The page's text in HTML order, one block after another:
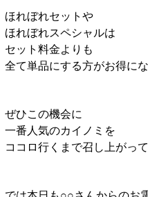
ほれぼれセットや
ほれぼれスペシャルは
セット料金よりも
全て単品にする方がお得に
ぜひこの機会に
一番人気のカイノミを
ココロ行くまで召し上がって